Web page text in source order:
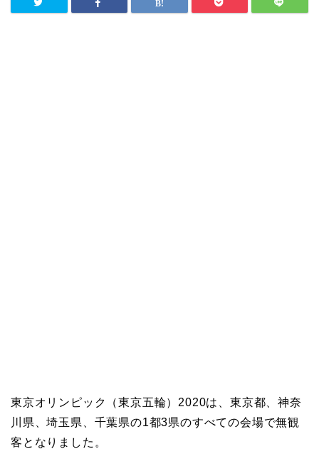
東京オリンピック（東京五輪）2020は、東京都、神奈
川県、埼玉県、千葉県の1都3県のすべての会場で無観
客となりました。